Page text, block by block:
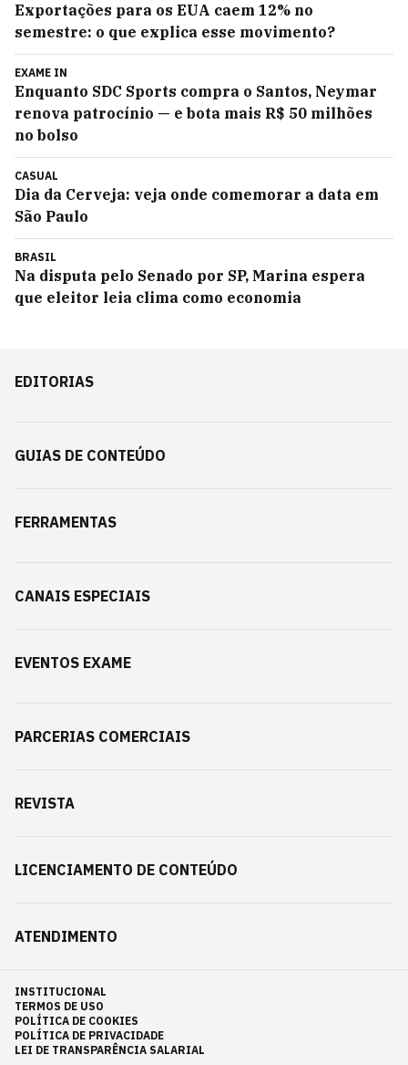
Exportações para os EUA caem 12% no
semestre: o que explica esse movimento?
EXAME IN
Enquanto SDC Sports compra o Santos, Neymar
renova patrocínio — e bota mais R$ 50 milhões
no bolso
CASUAL
Dia da Cerveja: veja onde comemorar a data em
São Paulo
BRASIL
Na disputa pelo Senado por SP, Marina espera
que eleitor leia clima como economia
EDITORIAS
GUIAS DE CONTEÚDO
FERRAMENTAS
CANAIS ESPECIAIS
EVENTOS EXAME
PARCERIAS COMERCIAIS
REVISTA
LICENCIAMENTO DE CONTEÚDO
ATENDIMENTO
INSTITUCIONAL
TERMOS DE USO
POLÍTICA DE COOKIES
POLÍTICA DE PRIVACIDADE
LEI DE TRANSPARÊNCIA SALARIAL